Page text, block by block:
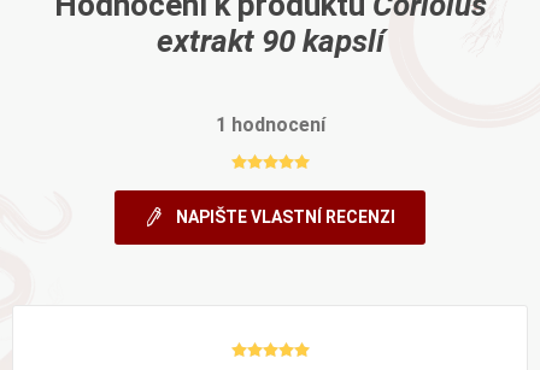
extrakt 90 kapslí
1 hodnocení
NAPIŠTE VLASTNÍ RECENZI